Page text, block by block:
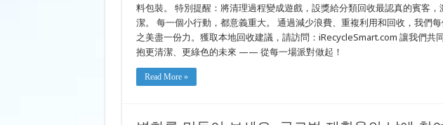
料包裝。 特別提醒：將清理過程變成遊戲，設獎給分類回收最認真的賓客
潔。 每一個小行動，都意義重大。 通過減少浪費、重複利用和回收，我們
之美盡一份力。獲取本地回收建議，請訪問：iRecycleSmart.com 讓我們共
抱更清潔、更綠色的未來 —— 從每一場派對做起！
Read More »